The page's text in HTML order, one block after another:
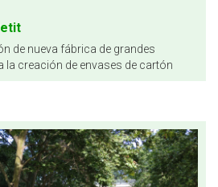
de nueva fábrica de grandes
la creación de envases de cartón